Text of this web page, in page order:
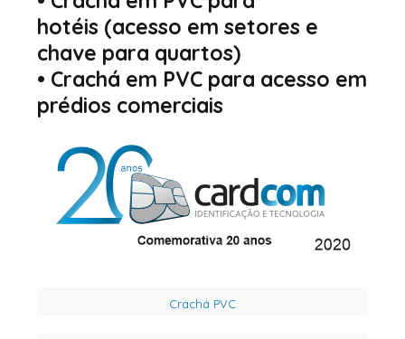
hotéis (acesso em setores e
chave para quartos)
• Crachá em PVC para acesso em
prédios comerciais
Crachá PVC